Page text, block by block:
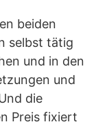
beiden
selbst tätig
und in den
und
die
Preis fixiert